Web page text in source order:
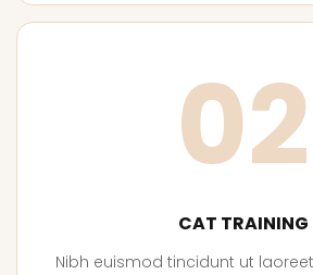
02
CAT TRAINING
Nibh euismod tincidunt ut